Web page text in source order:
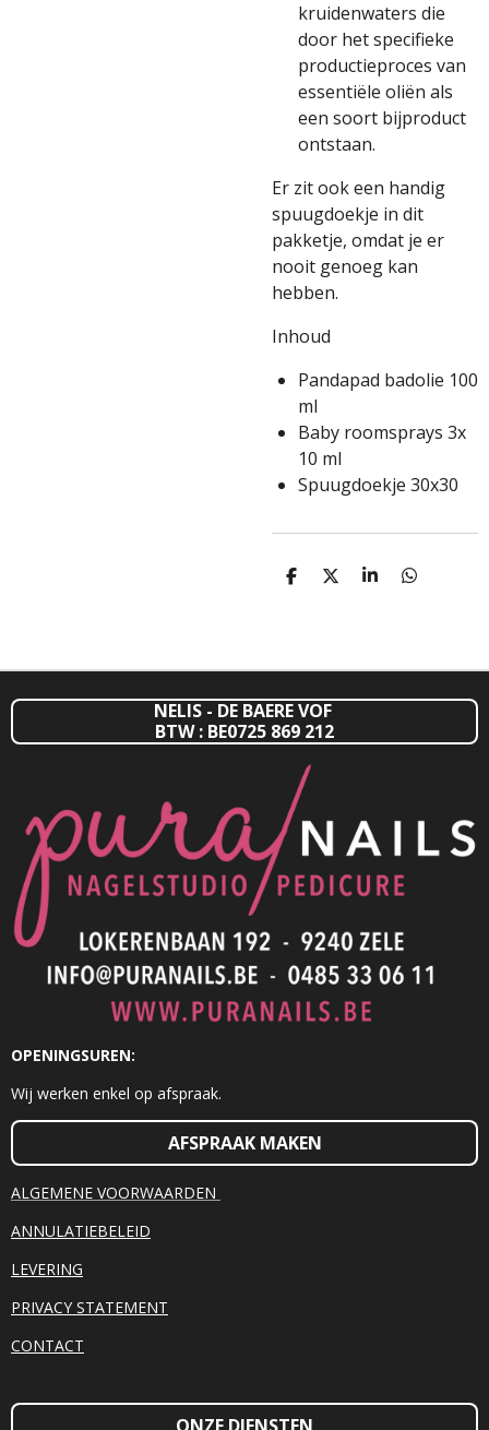
kruidenwaters die
door het specifieke
productieproces van
essentiële oliën als
een soort bijproduct
ontstaan.
Er zit ook een handig
spuugdoekje in dit
pakketje, omdat je er
nooit genoeg kan
hebben.
Inhoud
Pandapad badolie 100
ml
Baby roomsprays 3x
10 ml
Spuugdoekje 30x30
D
D
S
D
NELIS - DE BAERE VOF
BTW : BE0725 869 212
OPENINGSUREN:
Wij werken enkel op afspraak.
AFSPRAAK MAKEN
ALGEMENE VOORWAARDEN
ANNULATIEBELEID
LEVERING
PRIVACY STATEMENT
CONTACT
ONZE DIENSTEN